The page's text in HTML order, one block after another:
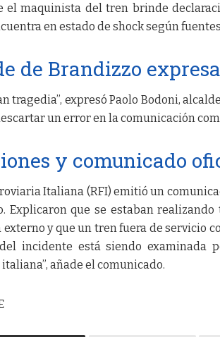
el maquinista del tren brinde
en estado de shock según
de Brandizzo
tragedia”, expresó Paolo Bodoni,
un error en la comunicación
y comunicado
Italiana (RFI) emitió un
Explicaron que se estaban
y que un tren fuera de servicio
incidente está siendo examinada
añade el comunicado.